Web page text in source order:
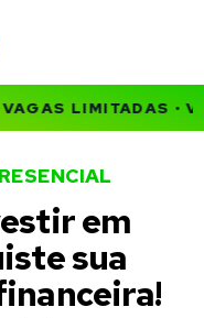
LIMITADAS •
em
sua